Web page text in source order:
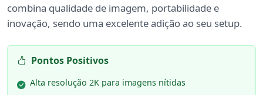
combina qualidade de imagem, portabilidade e
inovação, sendo uma excelente adição ao seu setup.
Pontos Positivos
Alta resolução 2K para imagens nítidas